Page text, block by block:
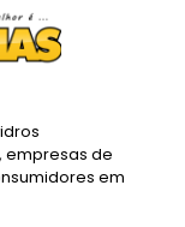
empresas de
em